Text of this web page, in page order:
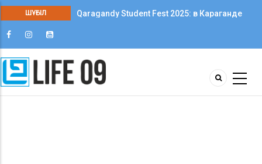
ШҰҒЫЛ
Qaragandy Student Fest 2025: в Караганде